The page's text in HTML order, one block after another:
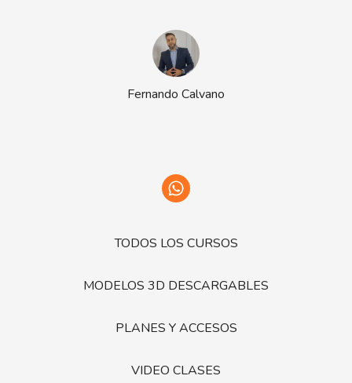
Fernando Calvano
TODOS LOS CURSOS
MODELOS 3D DESCARGABLES
PLANES Y ACCESOS
VIDEO CLASES